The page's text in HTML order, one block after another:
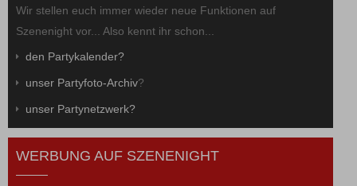
Wir stellen euch immer wieder neue Funktionen auf
Szenenight vor... Also kennt ihr schon...
den Partykalender?
unser Partyfoto-Archiv?
unser Partynetzwerk?
WERBUNG AUF SZENENIGHT